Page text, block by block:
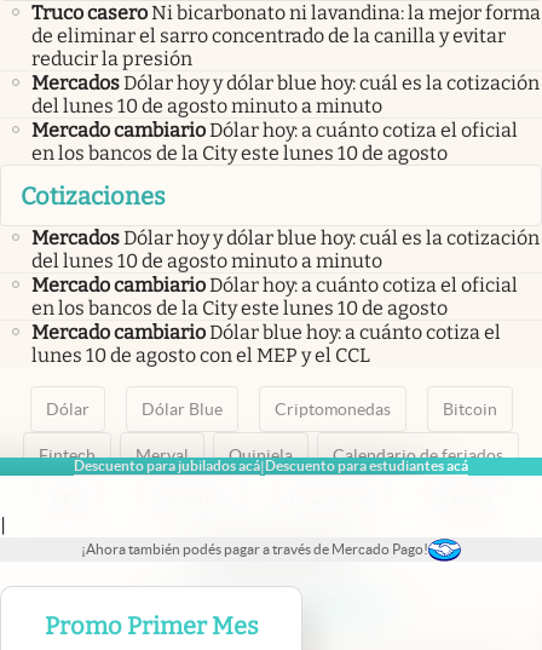
Descuento para jubilados acá|Descuento para estudiantes acá
|
¡Ahora también podés pagar a través de Mercado Pago!
Promo Primer Mes
Truco caseroNi bicarbonato ni lavandina: la mejor forma
de eliminar el sarro concentrado de la canilla y evitar
reducir la presión
MercadosDólar hoy y dólar blue hoy: cuál es la cotización
del lunes 10 de agosto minuto a minuto
Mercado cambiarioDólar hoy: a cuánto cotiza el oficial
en los bancos de la City este lunes 10 de agosto
Cotizaciones
MercadosDólar hoy y dólar blue hoy: cuál es la cotización
del lunes 10 de agosto minuto a minuto
Mercado cambiarioDólar hoy: a cuánto cotiza el oficial
en los bancos de la City este lunes 10 de agosto
Mercado cambiarioDólar blue hoy: a cuánto cotiza el
lunes 10 de agosto con el MEP y el CCL
Dólar Dólar Blue Criptomonedas Bitcoin
Fintech Merval Quiniela Calendario de feriados
abre en nueva pestaña
abre en nueva pestaña
abre en nueva pestaña
abre en nueva pestaña
abre en nueva pestaña